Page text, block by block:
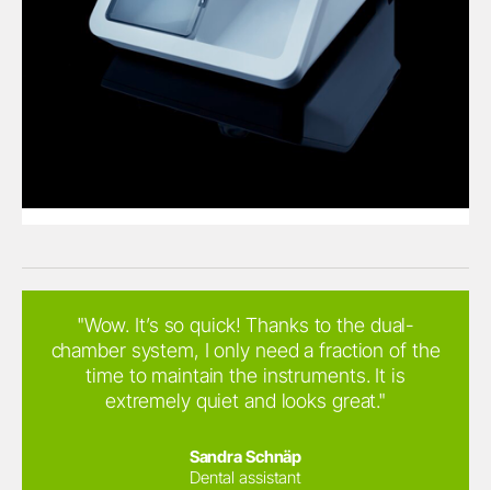
"Wow. It’s so quick! Thanks to the dual-
chamber system, I only need a fraction of the
time to maintain the instruments. It is
extremely quiet and looks great."
Sandra Schnäp
Dental assistant